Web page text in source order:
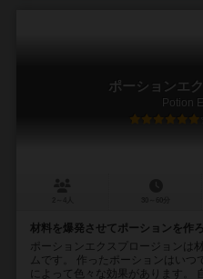
ポーションエ
Potion
材料を爆発させてポーションを作
ポーションエクスプロージョンは
ムです。 作ったポーションはいつ
によって色々な効果があります。